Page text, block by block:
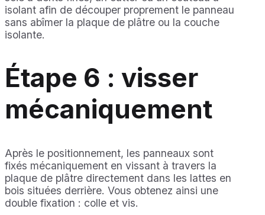
isolant afin de découper proprement le panneau
sans abîmer la plaque de plâtre ou la couche
isolante.
Étape 6 : visser
mécaniquement
Après le positionnement, les panneaux sont
fixés mécaniquement en vissant à travers la
plaque de plâtre directement dans les lattes en
bois situées derrière. Vous obtenez ainsi une
double fixation : colle et vis.